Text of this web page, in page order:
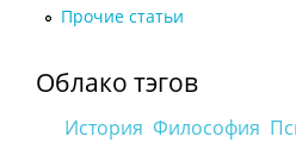
Прочие статьи
Облако тэгов
История Философия